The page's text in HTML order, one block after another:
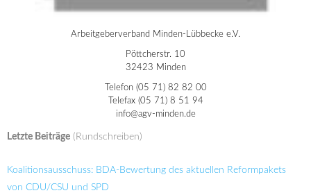
Arbeitgeberverband Minden-Lübbecke e.V.
Pöttcherstr. 10
32423 Minden
Telefon (05 71) 82 82 00
Telefax (05 71) 8 51 94
info@agv-minden.de
Letzte Beiträge (Rundschreiben)
Koalitionsausschuss: BDA-Bewertung des aktuellen Reformpakets
von CDU/CSU und SPD